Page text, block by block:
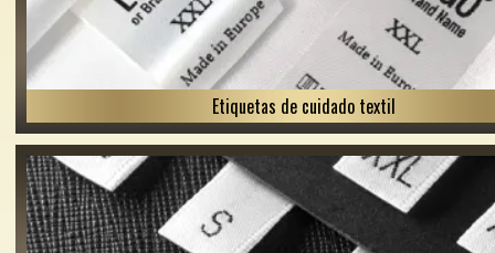
Etiquetas de cuidado textil